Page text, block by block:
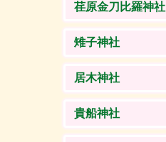
荏原金刀比羅神社
雉子神社
居木神社
貴船神社